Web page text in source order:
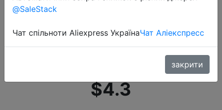
наушники вкладыши,
шумоподавлением, бинауральная
$4.3
@SaleStack
Чат спільноти Aliexpress УкраїнаЧат Аліекспресс
закрити